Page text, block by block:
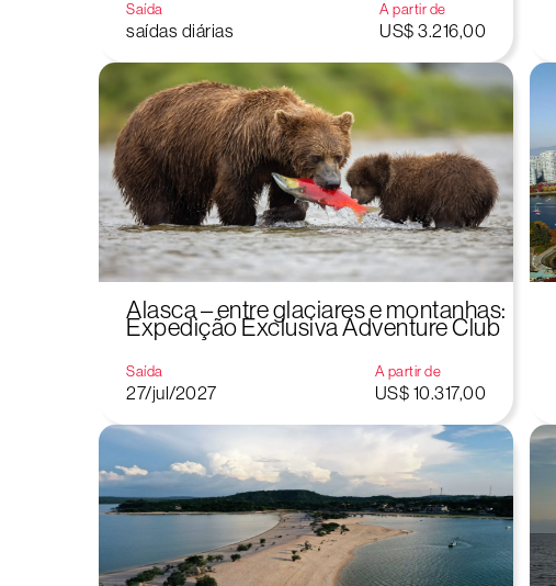
Saída
saídas diárias
A partir de
US$ 3.216,00
Alasca – entre glaciares e montanhas:
Expedição Exclusiva Adventure Club
Saída
27/jul/2027
A partir de
US$ 10.317,00